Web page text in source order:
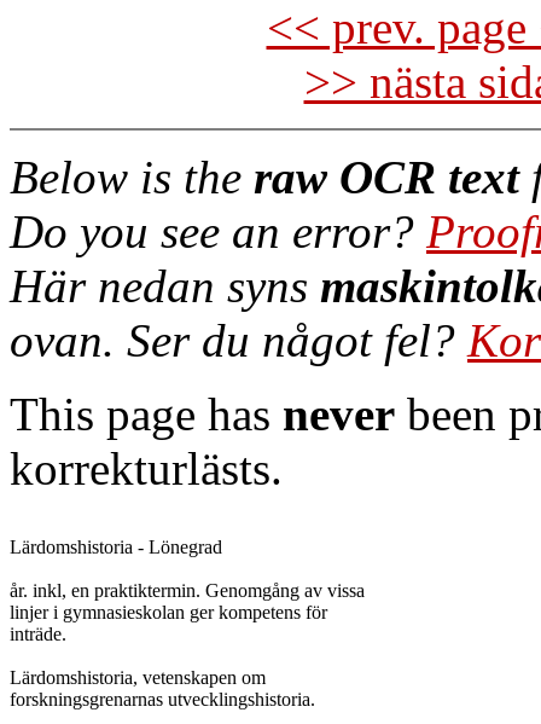
<< prev.
>> nästa
Below is the raw OCR text
Do you see an error?
Här nedan syns
ovan. Ser du något fel?
This page has never been
korrekturlästs.
Lärdomshistoria - Lönegrad
år. inkl, en praktiktermin. Genomgång av vissa
linjer i gymnasieskolan ger kompetens för
inträde.
Lärdomshistoria, vetenskapen om
forskningsgrenarnas utvecklingshistoria.